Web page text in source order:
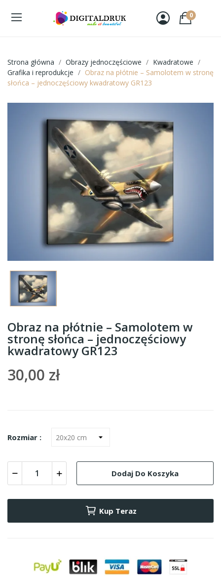
0
Strona główna Obrazy jednoczęściowe
Kwadratowe
Grafika i reprodukcje
Obraz na płótnie – Samolotem w stronę
słońca – jednoczęściowy kwadratowy GR123
Obraz na płótnie – Samolotem w
stronę słońca – jednoczęściowy
kwadratowy GR123
30,00 zł
Rozmiar :
Dodaj Do Koszyka
Kup Teraz